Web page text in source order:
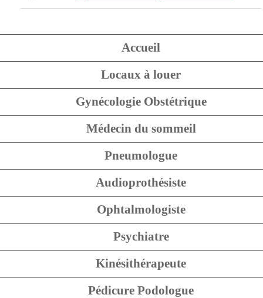
Accueil
Locaux à louer
Gynécologie Obstétrique
Médecin du sommeil
Pneumologue
Audioprothésiste
Ophtalmologiste
Psychiatre
Kinésithérapeute
Pédicure Podologue